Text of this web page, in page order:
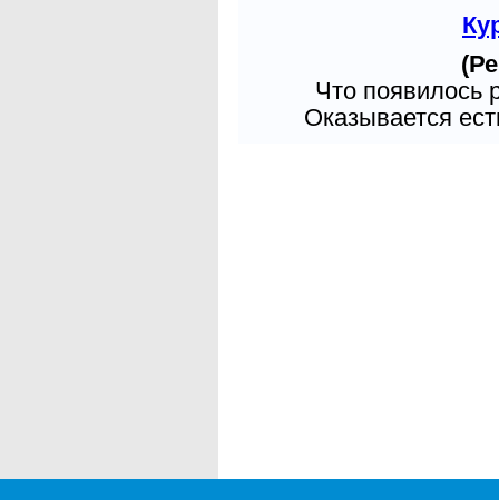
Что появилось
Оказывается